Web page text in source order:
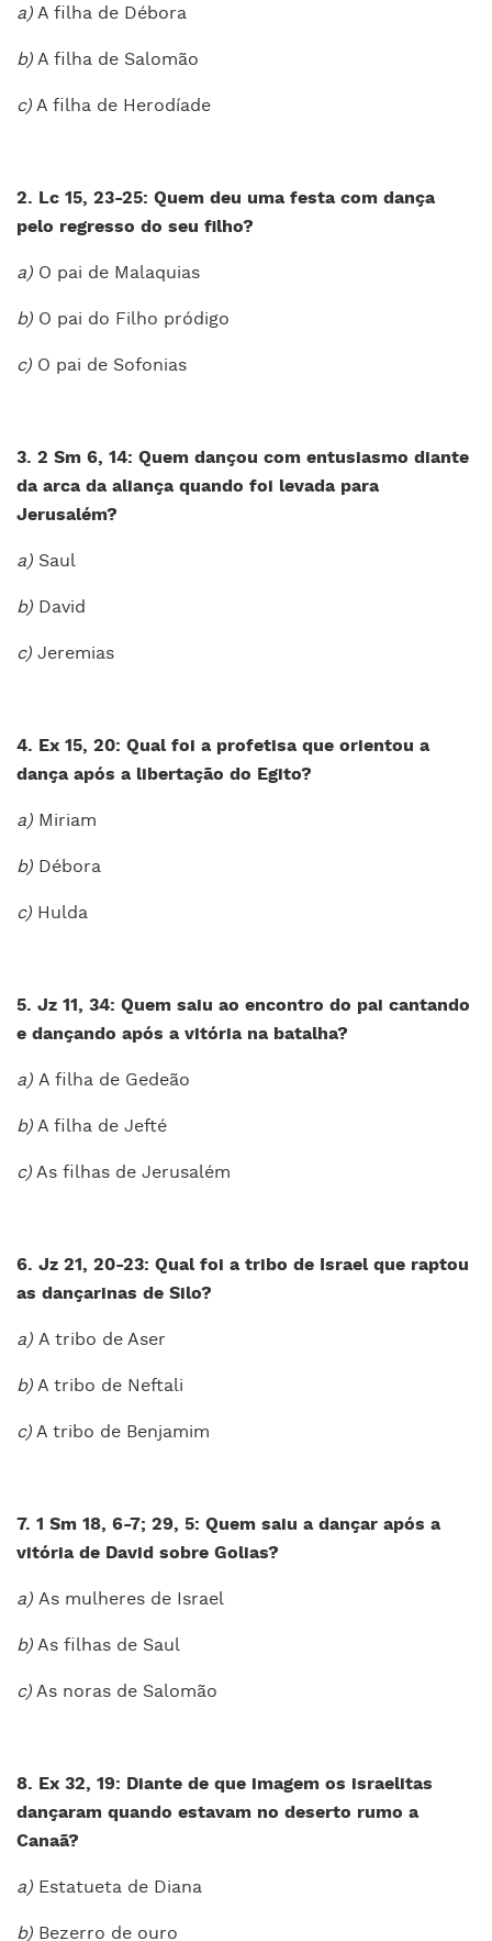
a)A filha de Débora
b)A filha de Salomão
c)A filha de Herodíade
2. Lc 15, 23-25: Quem deu uma festa com dança
pelo regresso do seu filho?
a) O pai de Malaquias
b) O pai do Filho pródigo
c) O pai de Sofonias
3. 2 Sm 6, 14: Quem dançou com entusiasmo diante
da arca da aliança quando foi levada para
Jerusalém?
a) Saul
b) David
c) Jeremias
4. Ex 15, 20: Qual foi a profetisa que orientou a
dança após a libertação do Egito?
a) Miriam
b) Débora
c) Hulda
5. Jz 11, 34: Quem saiu ao encontro do pai cantando
e dançando após a vitória na batalha?
a) A filha de Gedeão
b)A filha de Jefté
c)As filhas de Jerusalém
6. Jz 21, 20-23: Qual foi a tribo de Israel que raptou
as dançarinas de Silo?
a) A tribo de Aser
b)A tribo de Neftali
c)A tribo de Benjamim
7. 1 Sm 18, 6-7; 29, 5: Quem saiu a dançar após a
vitória de David sobre Golias?
a) As mulheres de Israel
b)As filhas de Saul
c)As noras de Salomão
8. Ex 32, 19: Diante de que imagem os israelitas
dançaram quando estavam no deserto rumo a
Canaã?
a) Estatueta de Diana
b) Bezerro de ouro